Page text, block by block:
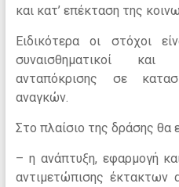
και κατ’ επέκταση της
Ειδικότερα οι στόχοι
συναισθηματικοί και
ανταπόκρισης σε
αναγκών.
Στο πλαίσιο της δράσης θα
– η ανάπτυξη, εφαρμογή
αντιμετώπισης έκτακτων